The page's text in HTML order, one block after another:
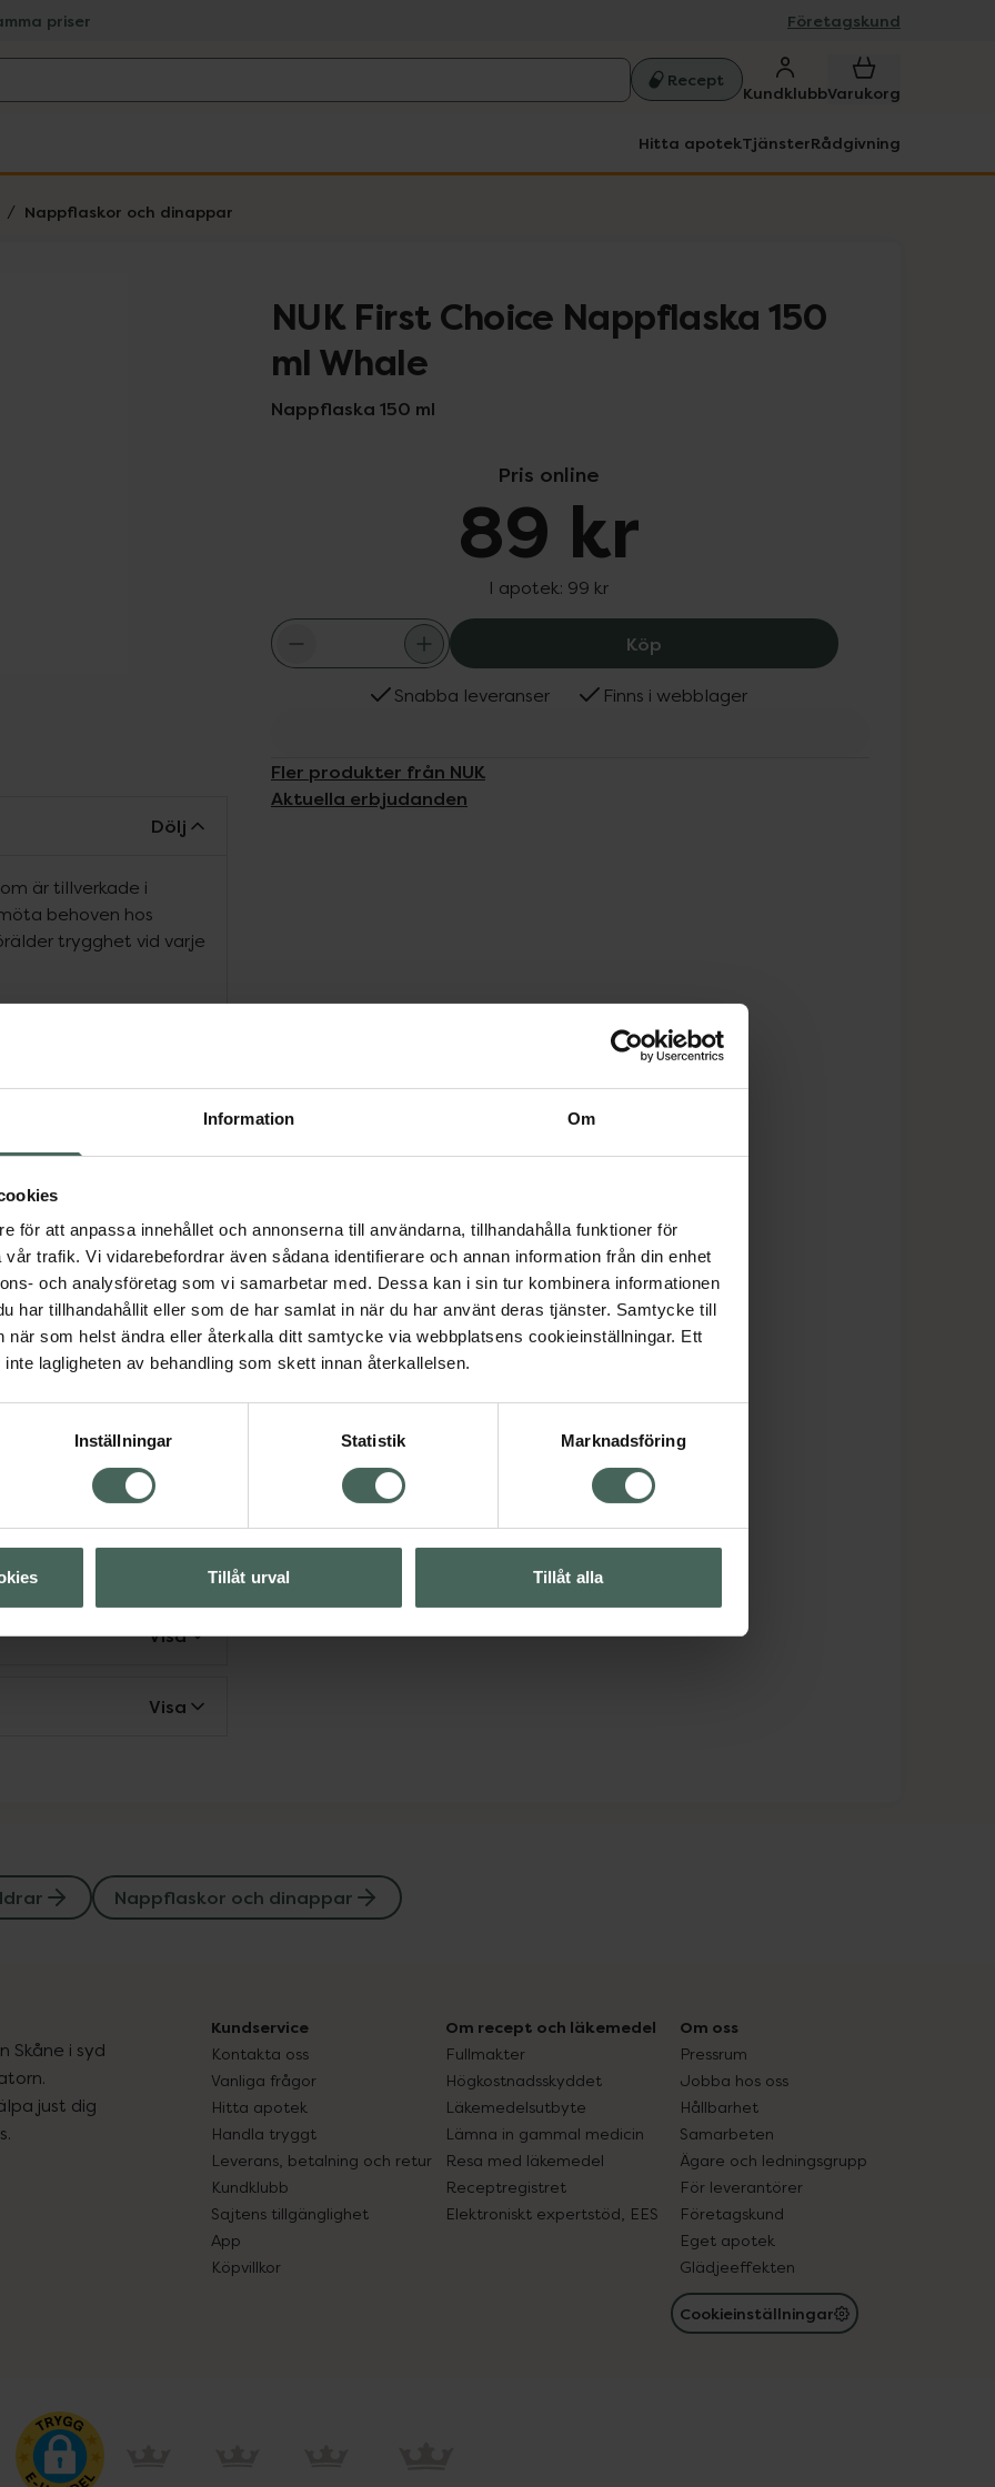
Information Om
för att anpassa innehållet och annonserna till användarna, tillhandahålla funktioner för
trafik. Vi vidarebefordrar även sådana identifierare och annan information från din enhet
och analysföretag som vi samarbetar med. Dessa kan i sin tur kombinera informationen
har tillhandahållit eller som de har samlat in när du har använt deras tjänster. Samtycke till
när som helst ändra eller återkalla ditt samtycke via webbplatsens cookieinställningar. Ett
lagligheten av behandling som skett innan återkallelsen.
Inställningar Statistik Marknadsföring
Tillåt urval Tillåt alla
priser Företagskund
Recept
KundklubbVarukorg
Hitta apotekTjänsterRådgivning
Nappflaskor och dinappar
NUK First Choice Nappflaska 150
ml Whale
Nappflaska 150 ml
Pris online
89 kr
I apotek: 99 kr
Köp NUK First Choice Nappflaska 150 ml
Snabba leveranser Finns i webblager
Fler produkter från NUK
Aktuella erbjudanden
Dölj
är tillverkade i
behoven hos
trygghet vid varje
mängden luft som
naturlig och
magknip. Färre
en lugnare, mer
temperaturindikator
för varm**, vilket gör
matningen. Den
och enkel att rengöra
och sömnlösa
Lätt att rengöra.
innan matning
Visa
Visa
Nappflaskor och dinappar
Skåne i syd
just dig
Kundservice
Kontakta oss
Vanliga frågor
Hitta apotek
Handla tryggt
Leverans, betalning och retur
Kundklubb
Sajtens tillgänglighet
App
Köpvillkor
Om recept och läkemedel
Fullmakter
Högkostnadsskyddet
Läkemedelsutbyte
Lämna in gammal medicin
Resa med läkemedel
Receptregistret
Elektroniskt expertstöd, EES
Om oss
Pressrum
Jobba hos oss
Hållbarhet
Samarbeten
Ägare och ledningsgrupp
För leverantörer
Företagskund
Eget apotek
Glädjeeffekten
Cookieinställningar